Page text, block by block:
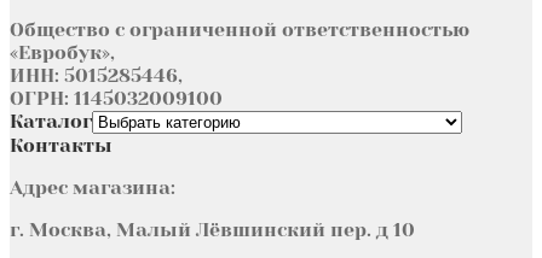
Общество с ограниченной ответственностью
«Евробук»,
ИНН: 5015285446,
ОГРН: 1145032009100
Каталог
Контакты
Адрес магазина:
г. Москва, Малый Лёвшинский пер. д 10